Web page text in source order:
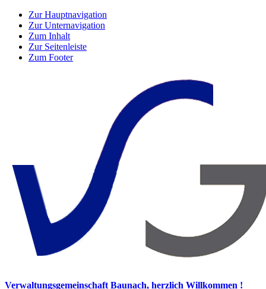
Zur Hauptnavigation
Zur Unternavigation
Zum Inhalt
Zur Seitenleiste
Zum Footer
Verwaltungsgemeinschaft Baunach, herzlich Willkommen !